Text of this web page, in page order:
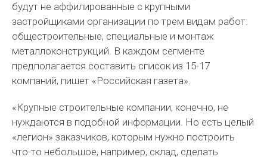
будут не аффилированные с крупными
застройщиками организации по трем видам работ:
общестроительные, специальные и монтаж
металлоконструкций. В каждом сегменте
предполагается составить список из 15-17
компаний, пишет «Российская газета».
«Крупные строительные компании, конечно, не
нуждаются в подобной информации. Но есть целый
«легион» заказчиков, которым нужно построить
что-то небольшое, например, склад, сделать